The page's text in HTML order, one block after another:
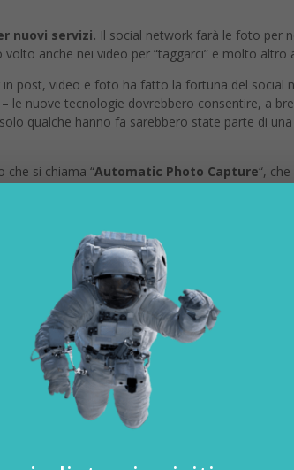
nuovi servizi. Il social network farà le foto per
anche nei video per “taggarci” e molto altro
post, video e foto ha fatto la fortuna del social
le nuove tecnologie dovrebbero consentire, a
qualche hanno fa sarebbero state parte di una
che si chiama “Automatic Photo Capture“,
i suoi protagonisti, i luoghi, ma anche i
– si legge nella descrizione – dovrebbe rispettare
tratte dai video possono ovviamente
da sé, condivise.
tra aprile e maggio 2013 e sono di proprietà di
Cuervo (che ora però lavora in Dropbox).
le fotocamere dei nostri smartphone,
di continuo, anche tra una foto e l’altra. Tutti
permettendo. Non vi è tuttavia alcun
se ne farà Facebook di tutti questi